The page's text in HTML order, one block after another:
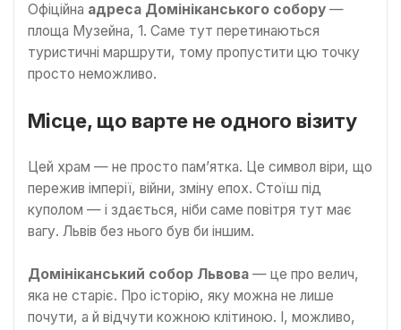
Офіційна адреса Домініканського собору —
площа Музейна, 1. Саме тут перетинаються
туристичні маршрути, тому пропустити цю точку
просто неможливо.
Місце, що варте не одного візиту
Цей храм — не просто пам’ятка. Це символ віри, що
пережив імперії, війни, зміну епох. Стоїш під
куполом — і здається, ніби саме повітря тут має
вагу. Львів без нього був би іншим.
Домініканський собор Львова — це про велич,
яка не старіє. Про історію, яку можна не лише
почути, а й відчути кожною клітиною. І, можливо,